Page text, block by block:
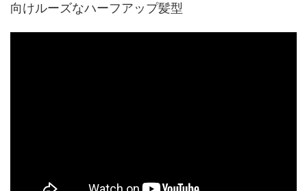
向けルーズなハーフアップ髪型